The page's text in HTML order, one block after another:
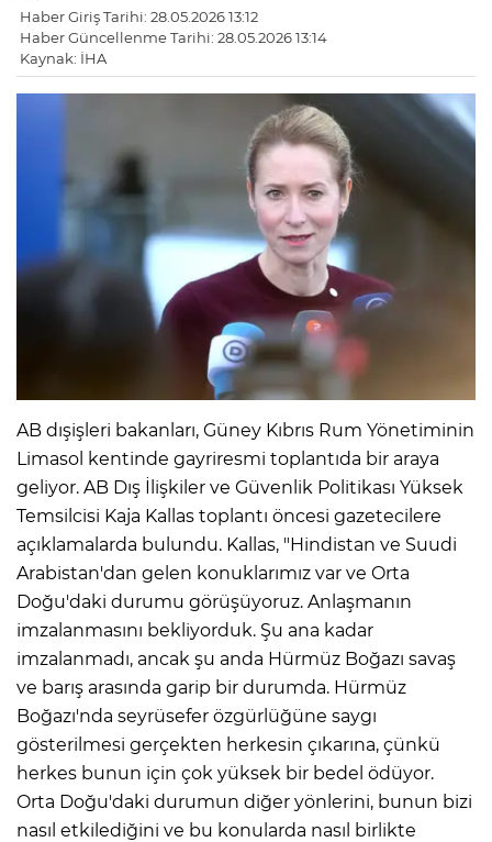
Haber Giriş Tarihi: 28.05.2026 13:12
Haber Güncellenme Tarihi: 28.05.2026 13:14
Kaynak: İHA
AB dışişleri bakanları, Güney Kıbrıs Rum Yönetiminin
Limasol kentinde gayriresmi toplantıda bir araya
geliyor. AB Dış İlişkiler ve Güvenlik Politikası Yüksek
Temsilcisi Kaja Kallas toplantı öncesi gazetecilere
açıklamalarda bulundu. Kallas, "Hindistan ve Suudi
Arabistan'dan gelen konuklarımız var ve Orta
Doğu'daki durumu görüşüyoruz. Anlaşmanın
imzalanmasını bekliyorduk. Şu ana kadar
imzalanmadı, ancak şu anda Hürmüz Boğazı savaş
ve barış arasında garip bir durumda. Hürmüz
Boğazı'nda seyrüsefer özgürlüğüne saygı
gösterilmesi gerçekten herkesin çıkarına, çünkü
herkes bunun için çok yüksek bir bedel ödüyor.
Orta Doğu'daki durumun diğer yönlerini, bunun bizi
nasıl etkilediğini ve bu konularda nasıl birlikte